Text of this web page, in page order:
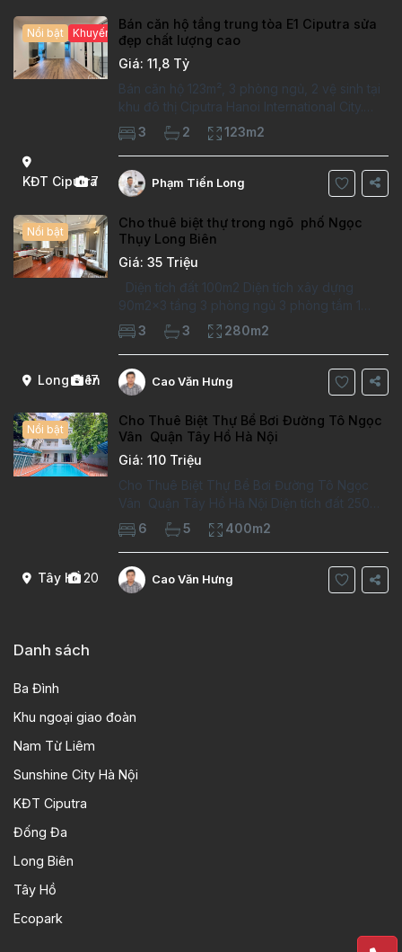
KĐT Ciputra
7
Nổi bật Khuyến mại hấp dẫn
Bán căn hộ tầng trung tòa E1 Ciputra sửa
đẹp chất lượng cao
Giá: 11,8 Tỷ
Bán căn hộ 123m², 3 phòng ngủ, 2 vệ sinh tại
khu đô thị Ciputra Hanoi International City.
Căn hộ đã sửa mới kỹ, chất lượng cao, sàn
gỗ, bếp hiện đại, không gian thoáng sáng.
Thông tin căn hộ: Diện tích:
3 2 123m2
Phạm Tiến Long
Long Biên
17
Nổi bật
Cho thuê biệt thự trong ngõ phố Ngọc
Thụy Long Biên
Giá: 35 Triệu
Diện tích đất 100m2 Diện tích xây dựng
90m2x3 tầng 3 phòng ngủ 3 phòng tắm 1
phòng làm việc Vị trí ý tưởng 10 phút đi bộ tới
trường việt pháp Ngôi nhà được thiết kế theo
kiểu phát cổ,trong khu dân
3 3 280m2
Cao Văn Hưng
Tây Hồ20
Nổi bật
Cho Thuê Biệt Thự Bể Bơi Đường Tô Ngọc
Vân Quận Tây Hồ Hà Nội
Giá: 110 Triệu
Cho Thuê Biệt Thự Bể Bơi Đường Tô Ngọc
Vân Quận Tây Hồ Hà Nội Diện tích đất 250m2
Diện tích xây dựng 100m2 Xây 4 tầng, 6
phòng ngủ 5 phòng tắm Tầng 1, , phòng
khách , phòng bếp-1wc Tầng 2, 2 phòng
6 5 400m2
Cao Văn Hưng
Danh sách
Ba Đình
Khu ngoại giao đoàn
Nam Từ Liêm
Sunshine City Hà Nội
KĐT Ciputra
Đống Đa
Long Biên
Tây Hồ
Ecopark